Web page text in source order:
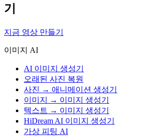
기
지금 영상 만들기
이미지 AI
AI 이미지 생성기
오래된 사진 복원
사진 → 애니메이션 생성기
이미지 → 이미지 생성기
텍스트 → 이미지 생성기
HiDream AI 이미지 생성기
가상 피팅 AI